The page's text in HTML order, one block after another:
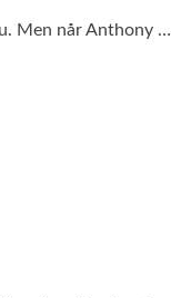
Men når Anthony …